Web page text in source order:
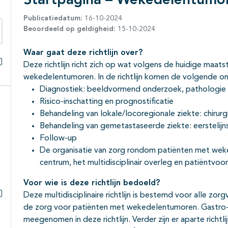
binnen deze richtlijn
openklappen
open- en dichtklappen
Publicatiedatum: 16-10-2024
Beoordeeld op geldigheid: 15-10-2024
Waar gaat deze richtlijn over?
Deze richtlijn richt zich op wat volgens de huidige
wekedelentumoren. In de richtlijn komen de volgende
Diagnostiek: beeldvormend onderzoek, pathologie
Risico-inschatting en prognostificatie
Behandeling van lokale/locoregionale ziekte:
Behandeling van gemetastaseerde ziekte:
Follow-up
De organisatie van zorg rondom patiënten met
centrum, het multidisciplinair overleg en
Voor wie is deze richtlijn bedoeld?
Deze multidisciplinaire richtlijn is bestemd voor alle
de zorg voor patiënten met wekedelentumoren.
meegenomen in deze richtlijn. Verder zijn er aparte